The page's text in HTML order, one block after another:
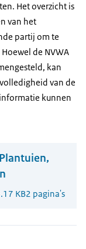
Het overzicht is
van het
partij om te
de NVWA
kan
van de
kunnen
KB2 pagina's